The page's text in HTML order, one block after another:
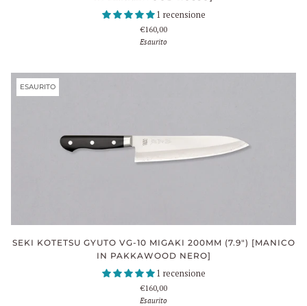
1 recensione
€160,00
Esaurito
ESAURITO
SEKI KOTETSU GYUTO VG-10 MIGAKI 200MM (7.9") [MANICO
IN PAKKAWOOD NERO]
1 recensione
€160,00
Esaurito